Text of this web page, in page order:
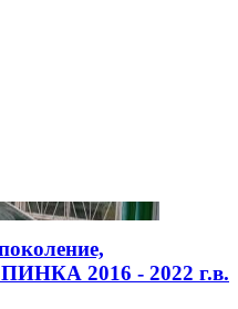
2016 - 2022 г.в.